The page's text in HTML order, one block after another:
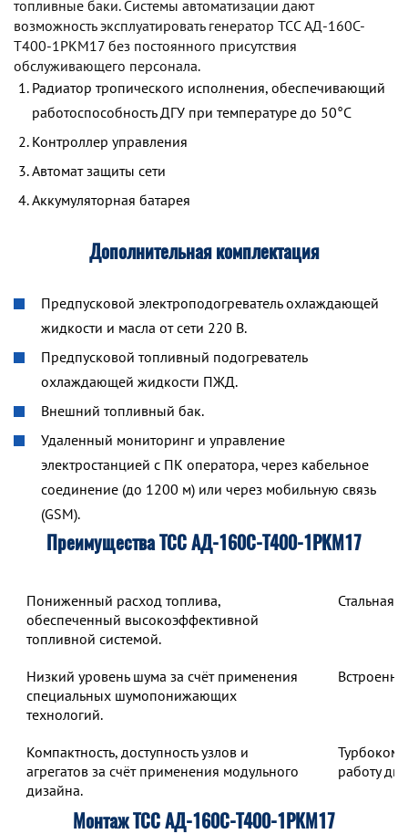
топливные баки. Системы автоматизации дают
возможность эксплуатировать генератор TCC АД-160С-
Т400-1РКМ17 без постоянного присутствия
обслуживающего персонала.
Радиатор тропического исполнения, обеспечивающий
работоспособность ДГУ при температуре до 50°С
Контроллер управления
Автомат защиты сети
Аккумуляторная батарея
Дополнительная комплектация
Предпусковой электроподогреватель охлаждающей
жидкости и масла от сети 220 В.
Предпусковой топливный подогреватель
охлаждающей жидкости ПЖД.
Внешний топливный бак.
Удаленный мониторинг и управление
электростанцией с ПК оператора, через кабельное
соединение (до 1200 м) или через мобильную связь
(GSM).
Преимущества ТСС АД-160С-Т400-1РКМ17
Пониженный расход топлива,
обеспеченный высокоэффективной
топливной системой.
Стальная
Низкий уровень шума за счёт применения
специальных шумопонижающих
технологий.
Компактность, доступность узлов и
агрегатов за счёт применения модульного
дизайна.
работу
Монтаж ТСС АД-160С-Т400-1РКМ17